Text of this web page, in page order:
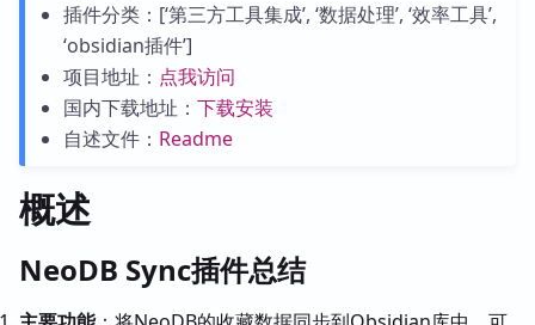
插件分类：[‘第三方工具集成’, ‘数据处理’, ‘效率工具’,
‘obsidian插件’]
项目地址： 点我访问
国内下载地址： 下载安装
自述文件： Readme
概述
NeoDB Sync插件总结